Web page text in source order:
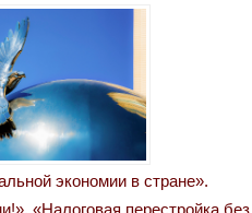
экономии в стране».